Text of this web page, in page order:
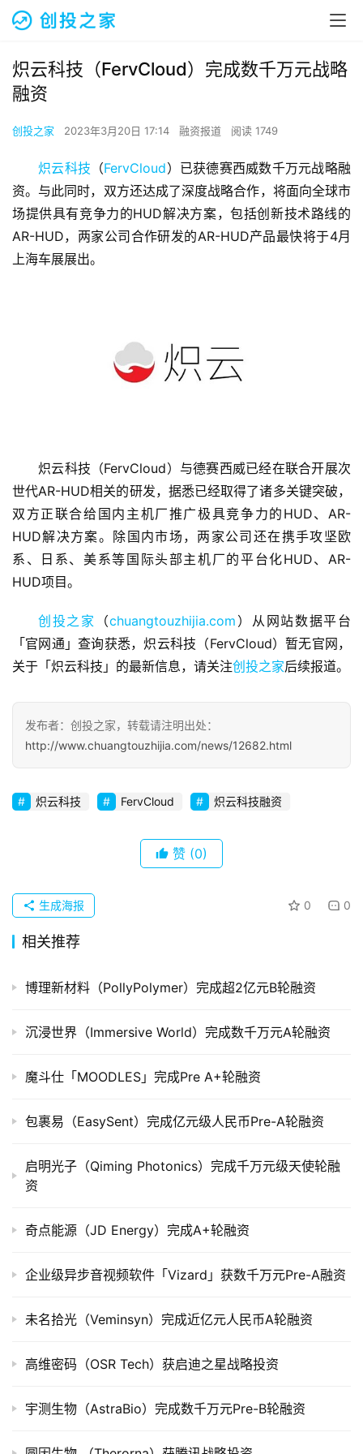
首
页
融
资
报
商
业
初
企
业
发
布
购
司
市
创
投
据
创
院
登录
投稿
炽云科技（FervCloud）完成数千万元战略
融资
创投之家 2023年3月20日 17:14 融资报道 阅读 1749
炽云科技 （FervCloud）已获德赛西威数千万元战略融
资。与此同时，双方还达成了深度战略合作，将面向全球市
场提供具有竞争力的HUD解决方案，包括创新技术路线的
AR-HUD，两家公司合作研发的AR-HUD产品最快将于4月
上海车展展出。
炽云科技（FervCloud）与德赛西威已经在联合开展次
世代AR-HUD相关的研发，据悉已经取得了诸多关键突破，
双方正联合给国内主机厂推广极具竞争力的HUD、AR-
HUD解决方案。除国内市场，两家公司还在携手攻坚欧
系、日系、美系等国际头部主机厂的平台化HUD、AR-
HUD项目。
创投之家 （chuangtouzhijia.com ）从网站数据平台
「官网通」查询获悉，炽云科技（FervCloud）暂无官网，
关于「炽云科技」的最新信息，请关注创投之家后续报道。
发布者：创投之家，转载请注明出处：
http://www.chuangtouzhijia.com/news/12682.html
炽云科技 FervCloud 炽云科技融资
赞 (0)
0 0
生成海报
相关推荐
博理新材料（PollyPolymer）完成超2亿元B轮融资
沉浸世界（Immersive World）完成数千万元A轮融资
魔斗仕「MOODLES」完成Pre A+轮融资
包裹易（EasySent）完成亿元级人民币Pre-A轮融资
启明光子（Qiming Photonics）完成千万元级天使轮融
资
奇点能源（JD Energy）完成A+轮融资
企业级异步音视频软件「Vizard」获数千万元Pre-A融资
未名拾光（Veminsyn）完成近亿元人民币A轮融资
高维密码（OSR Tech）获启迪之星战略投资
宇测生物（AstraBio）完成数千万元Pre-B轮融资